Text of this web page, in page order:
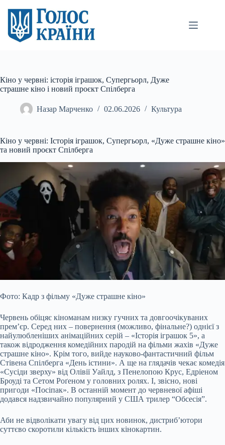
вмісту
Кіно у червні: історія іграшок, Супергьорл, Дуже
страшне кіно і новий проєкт Спілберга
Назар Марченко 02.06.2026 Культура
Кіно у червні: Історія іграшок, Супергьорл, «Дуже страшне кіно»
та новий проєкт Спілберга
Фото: Кадр з фільму «Дуже страшне кіно»
Червень обіцяє кіноманам низку гучних та довгоочікуваних
прем’єр. Серед них – повернення (можливо, фінальне?) однієї з
найулюбленіших анімаційних серій – «Історія іграшок 5», а
також відродження комедійних пародій на фільми жахів «Дуже
страшне кіно». Крім того, вийде науково-фантастичний фільм
Стівена Спілберга «День істини». А ще на глядачів чекає комедія
«Сусіди зверху» від Олівії Уайлд, з Пенелопою Крус, Едріеном
Броуді та Сетом Роґеном у головних ролях. І, звісно, нові
пригоди «Посіпак». В останній момент до червневої афіші
додався надзвичайно популярний у США трилер “Обсесія”.
Аби не відволікати увагу від цих новинок, дистриб’ютори
суттєво скоротили кількість інших кінокартин.